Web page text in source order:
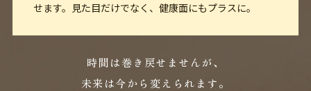
せます。見た目だけでなく、健康面にもプラスに。
時間は巻き戻せませんが、
未来は今から変えられます。